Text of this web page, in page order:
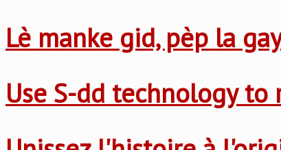
Lè manke gid, pèp la
Use S-dd technology to